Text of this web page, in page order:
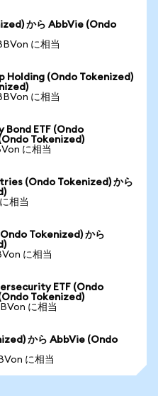
から AbbVie (Ondo
に相当
Holding (Ondo Tokenized)
に相当
Bond ETF (Ondo
Tokenized)
に相当
(Ondo Tokenized) から
相当
Tokenized) から
に相当
ETF (Ondo
Tokenized)
に相当
から AbbVie (Ondo
に相当